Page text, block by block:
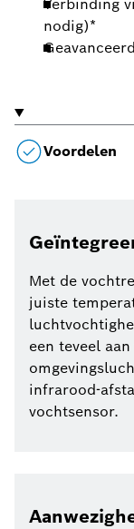
Verbinding
nodig)*
Voordelen
Met de
juiste
een teveel
infrarood-
vochtsensor.